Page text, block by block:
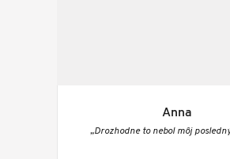
Anna
„Drozhodne to nebol môj